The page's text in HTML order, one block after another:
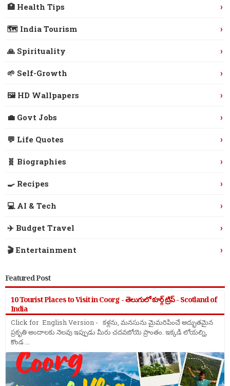
🏥 Health Tips ›
🗺️ India Tourism ›
🙏 Spirituality ›
🌱 Self-Growth ›
🖼️ HD Wallpapers ›
💼 Govt Jobs ›
💬 Life Quotes ›
🧬 Biographies ›
🍳 Recipes ›
💻 AI & Tech ›
✈️ Budget Travel ›
🎬 Entertainment ›
Featured Post
10 Tourist Places to Visit in Coorg - తెలుగులో కూర్గ్ ట్రిప్ - Scotland of
India
Click for English Version - కళ్లను, మనసును మైమరిపించే అద్భుతమైన
ప్రకృతి అందాలకు నెలవు ఇప్పుడు మీరు చదవబోయె ప్రాంతం. ఇక్కడి లోయల్ని,
కొండ ...